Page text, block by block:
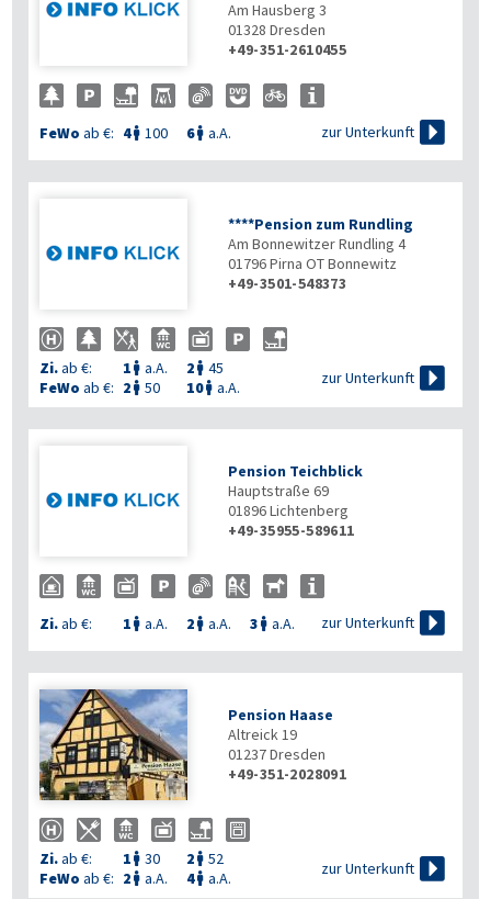
Am Hausberg 3
01328 Dresden
+49-351-2610455
FeWo ab €: 4 100 6 a.A. zur Unterkunft 
****Pension zum Rundling
Am Bonnewitzer Rundling 4
01796Pirna OT Bonnewitz
+49-3501-548373
Zi.ab €: 1  a.A. 2  45
FeWo ab €: 2  50 10 a.A.
zur Unterkunft 
Pension Teichblick
Hauptstraße 69
01896Lichtenberg
+49-35955-589611
Zi.ab €: 1  a.A. 2  a.A. 3  a.A. zur Unterkunft 

Pension Haase
Altreick 19
01237Dresden
+49-351-2028091
Zi.ab €: 1  30 2  52
FeWo ab €: 2  a.A. 4 a.A.
zur Unterkunft 